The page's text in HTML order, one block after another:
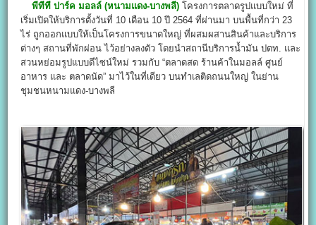
พีทีที ปาร์ค มอลล์ (หนามแดง-บางพลี) โครงการตลาดรูปแบบใหม่ ที่
เริ่มเปิดให้บริการตั้งวันที่ 10 เดือน 10 ปี 2564 ที่ผ่านมา บนพื้นที่กว่า 23
ไร่ ถูกออกแบบให้เป็นโครงการขนาดใหญ่ ที่ผสมผสานสินค้าและบริการ
ต่างๆ สถานที่พักผ่อน ไว้อย่างลงตัว โดยนำสถานีบริการน้ำมัน ปตท. และ
สวนหย่อมรูปแบบดีไซน์ใหม่ รวมกับ “ตลาดสด ร้านค้าในมอลล์ ศูนย์
อาหาร และ ตลาดนัด” มาไว้ในที่เดียว บนทำเลติดถนนใหญ่ ในย่าน
ชุมชนหนามแดง-บางพลี